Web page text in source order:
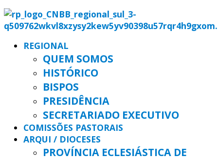
REGIONAL
QUEM SOMOS
HISTÓRICO
BISPOS
PRESIDÊNCIA
SECRETARIADO EXECUTIVO
COMISSÕES PASTORAIS
ARQUI / DIOCESES
PROVÍNCIA ECLESIÁSTICA DE